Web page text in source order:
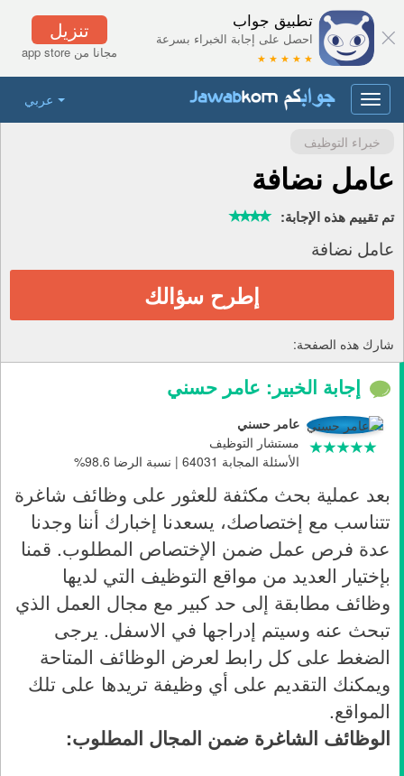
تنزيل
مجانا من app store
تطبيق جواب
احصل على إجابة الخبراء بسرعة
★ ★ ★ ★ ★
عربي
Toggle
navigation
خبراء التوظيف
عامل نضافة
تم تقييم هذه الإجابة:
عامل نضافة
إطرح سؤالك
شارك هذه الصفحة:
إجابة الخبير: عامر حسني
عامر حسني
مستشار التوظيف
الأسئلة المجابة 64031 | نسبة الرضا 98.6%
بعد عملية بحث مكثفة للعثور على وظائف شاغرة
تتناسب مع إختصاصك، يسعدنا إخبارك أننا وجدنا
عدة فرص عمل ضمن الإختصاص المطلوب. قمنا
بإختيار العديد من مواقع التوظيف التي لديها
وظائف مطابقة إلى حد كبير مع مجال العمل الذي
تبحث عنه وسيتم إدراجها في الاسفل. يرجى
الضغط على كل رابط لعرض الوظائف المتاحة
ويمكنك التقديم على أي وظيفة تريدها على تلك
المواقع.
الوظائف الشاغرة ضمن المجال المطلوب: